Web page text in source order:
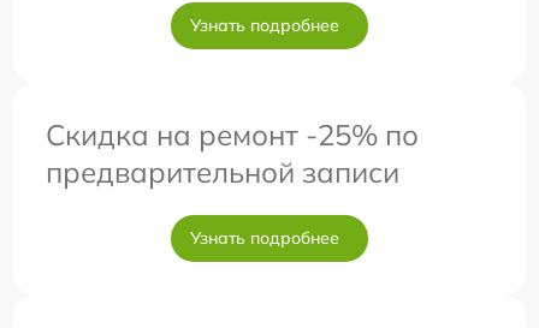
Узнать подробнее
Скидка на ремонт -25% по
предварительной записи
Узнать подробнее